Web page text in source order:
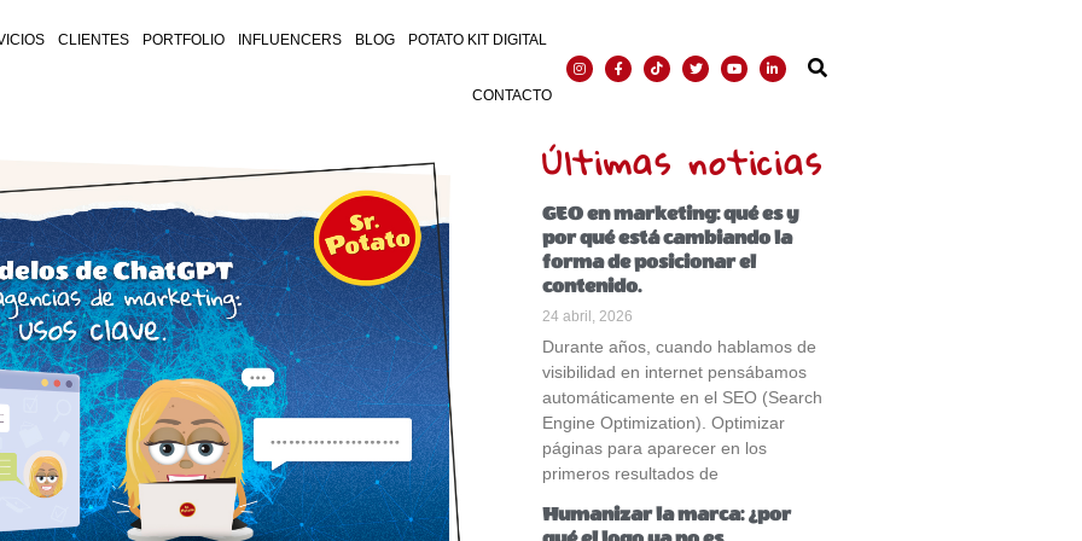
CLIENTES PORTFOLIO INFLUENCERS BLOG POTATO KIT DIGITAL
CONTACTO
Últimas noticias
GEO en marketing: qué es y
por qué está cambiando la
forma de posicionar el
contenido.
24 abril, 2026
Durante años, cuando hablamos de
visibilidad en internet pensábamos
automáticamente en el SEO (Search
Engine Optimization). Optimizar
páginas para aparecer en los
primeros resultados de
Humanizar la marca: ¿por